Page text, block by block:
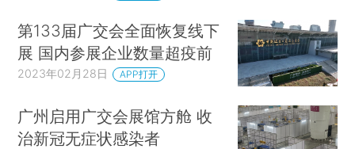
第133届广交会全面恢复线下
展 国内参展企业数量超疫前
2023年02月28日 APP打开
广州启用广交会展馆方舱 收
治新冠无症状感染者